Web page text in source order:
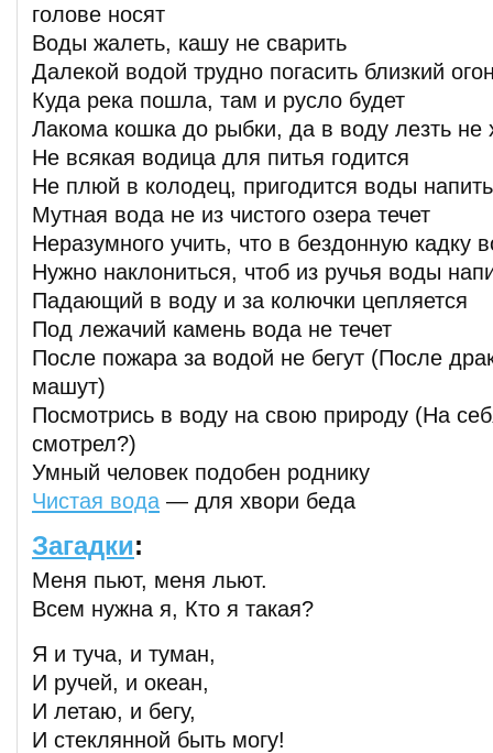
голове носят
Воды жалеть, кашу не сварить
Далекой водой трудно погасить близкий
Куда река пошла, там и русло будет
Лакома кошка до рыбки, да в воду лезть не
Не всякая водица для питья годится
Не плюй в колодец, пригодится воды
Мутная вода не из чистого озера течет
Неразумного учить, что в бездонную кадку
Нужно наклониться, чтоб из ручья воды
Падающий в воду и за колючки цепляется
Под лежачий камень вода не течет
После пожара за водой не бегут (После
машут)
Посмотрись в воду на свою природу (На
смотрел?)
Умный человек подобен роднику
Чистая вода — для хвори беда
Загадки:
Меня пьют, меня льют.
Всем нужна я, Кто я такая?
Я и туча, и туман,
И ручей, и океан,
И летаю, и бегу,
И стеклянной быть могу!